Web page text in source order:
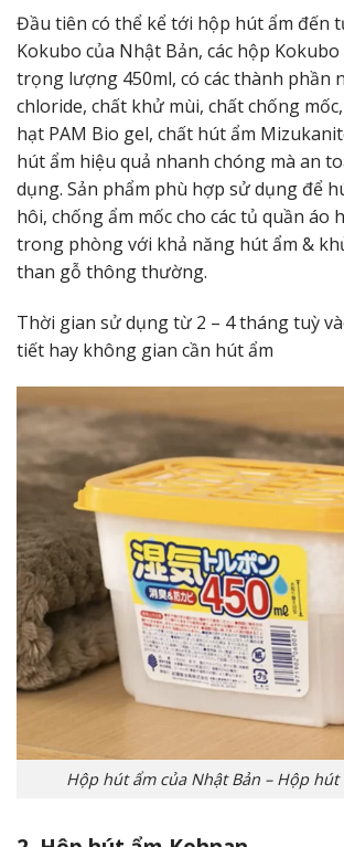
Đầu tiên có thể kể tới hộp hút ẩm đến
Kokubo của Nhật Bản, các hộp
trọng lượng 450ml, có các thành phần
chloride, chất khử mùi, chất chống
hạt PAM Bio gel, chất hút ẩm
hút ẩm hiệu quả nhanh chóng mà an
dụng. Sản phẩm phù hợp sử dụng để
hôi, chống ẩm mốc cho các tủ quần áo
trong phòng với khả năng hút ẩm &
than gỗ thông thường.
Thời gian sử dụng từ 2 – 4 tháng tuỳ
tiết hay không gian cần hút ẩm
Hộp hút ẩm của Nhật Bản – Hộp hút